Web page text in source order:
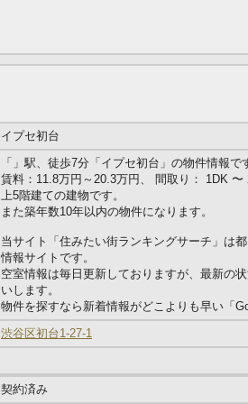
イプセ初台
「 」駅、徒歩7分「イプセ初台」の物件情報で
賃料：11.8万円～20.3万円、 間取り： 1DK 〜
上5階建ての建物です。
また築年数10年以内の物件になります。
当サイト「住みたい街ランキングサーチ」は
情報サイトです。
空室情報は毎日更新しておりますが、最新の
いします。
物件を探すなら新着情報がどこよりも早い「
渋谷区初台1-27-1
契約済み